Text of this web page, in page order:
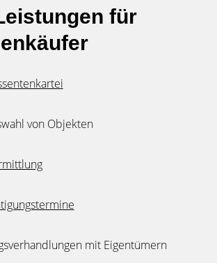
für
von Objekten
mit Eigentümern